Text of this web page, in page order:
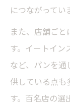
につながってい
また、店舗ご
す。イートイン
など、パンを通
供している点も
す。百名店の選